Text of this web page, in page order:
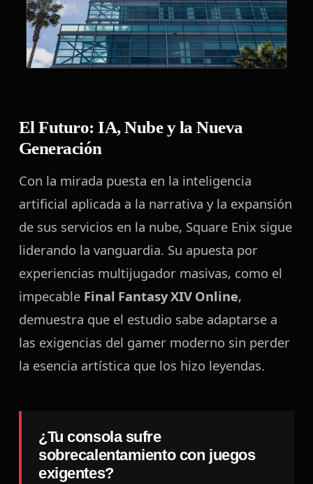
El Futuro: IA, Nube y la Nueva
Generación
Con la mirada puesta en la inteligencia
artificial aplicada a la narrativa y la expansión
de sus servicios en la nube, Square Enix sigue
liderando la vanguardia. Su apuesta por
experiencias multijugador masivas, como el
impecable Final Fantasy XIV Online,
demuestra que el estudio sabe adaptarse a
las exigencias del gamer moderno sin perder
la esencia artística que los hizo leyendas.
¿Tu consola sufre
sobrecalentamiento con juegos
exigentes?